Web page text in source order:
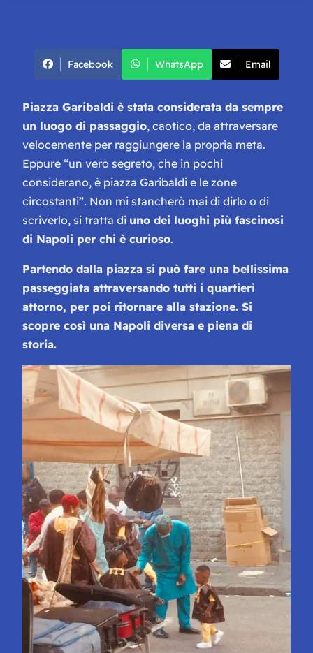
Facebook WhatsApp Email
Piazza Garibaldi è stata considerata da sempre
un luogo di passaggio, caotico, da attraversare
velocemente per raggiungere la propria meta.
Eppure “un vero segreto, che in pochi
considerano, è piazza Garibaldi e le zone
circostanti”. Non mi stancherò mai di dirlo o di
scriverlo, si tratta di uno dei luoghi più fascinosi
di Napoli per chi è curioso.
Partendo dalla piazza si può fare una bellissima
passeggiata attraversando tutti i quartieri
attorno, per poi ritornare alla stazione. Si
scopre così una Napoli diversa e piena di
storia.